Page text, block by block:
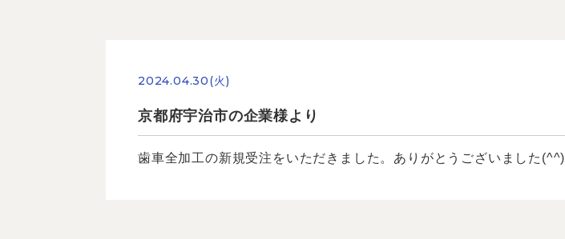
2024.04.30(火)
京都府宇治市の企業様より
歯車全加工の新規受注をいただきました。ありがとうございました(^^)